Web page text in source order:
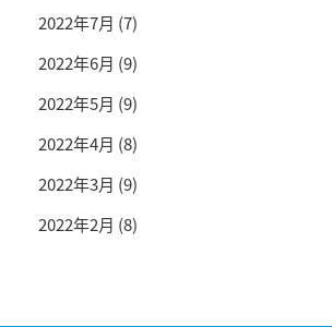
2022年7月 (7)
2022年6月 (9)
2022年5月 (9)
2022年4月 (8)
2022年3月 (9)
2022年2月 (8)